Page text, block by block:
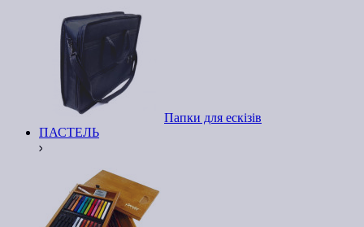
Папки для ескізів
ПАСТЕЛЬ